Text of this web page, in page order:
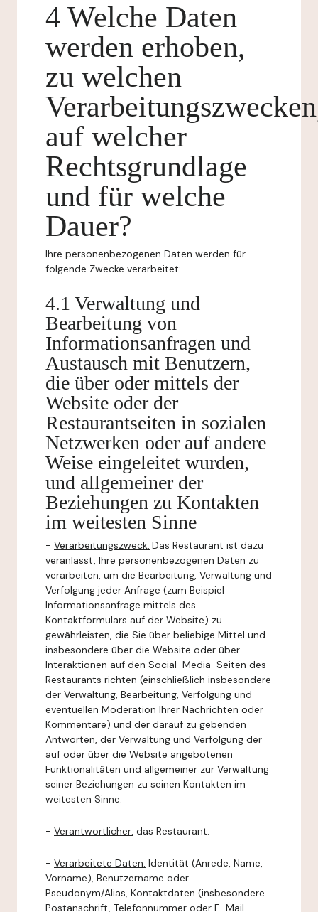
4 Welche Daten
werden erhoben,
zu welchen
auf welcher
Rechtsgrundlage
und für welche
Dauer?
Ihre personenbezogenen Daten werden für
folgende Zwecke verarbeitet:
4.1 Verwaltung und
Bearbeitung von
Informationsanfragen und
Austausch mit Benutzern,
die über oder mittels der
Website oder der
Restaurantseiten in sozialen
Netzwerken oder auf andere
Weise eingeleitet wurden,
und allgemeiner der
Beziehungen zu Kontakten
im weitesten Sinne
- Verarbeitungszweck: Das Restaurant ist dazu
veranlasst, Ihre personenbezogenen Daten zu
verarbeiten, um die Bearbeitung, Verwaltung und
Verfolgung jeder Anfrage (zum Beispiel
Informationsanfrage mittels des
Kontaktformulars auf der Website) zu
gewährleisten, die Sie über beliebige Mittel und
insbesondere über die Website oder über
Interaktionen auf den Social-Media-Seiten des
Restaurants richten (einschließlich insbesondere
der Verwaltung, Bearbeitung, Verfolgung und
eventuellen Moderation Ihrer Nachrichten oder
Kommentare) und der darauf zu gebenden
Antworten, der Verwaltung und Verfolgung der
auf oder über die Website angebotenen
Funktionalitäten und allgemeiner zur Verwaltung
seiner Beziehungen zu seinen Kontakten im
weitesten Sinne.
- Verantwortlicher: das Restaurant.
- Verarbeitete Daten: Identität (Anrede, Name,
Vorname), Benutzername oder
Pseudonym/Alias, Kontaktdaten (insbesondere
Postanschrift, Telefonnummer oder E-Mail-